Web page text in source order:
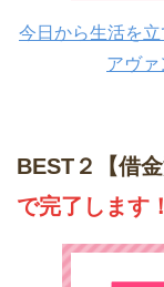
今日から生活を立
アヴァ
BEST２【借
で完了します